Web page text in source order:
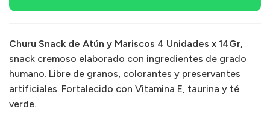
Churu Snack de Atún y Mariscos 4 Unidades x 14Gr,
snack cremoso elaborado con ingredientes de grado
humano. Libre de granos, colorantes y preservantes
artificiales. Fortalecido con Vitamina E, taurina y té
verde.